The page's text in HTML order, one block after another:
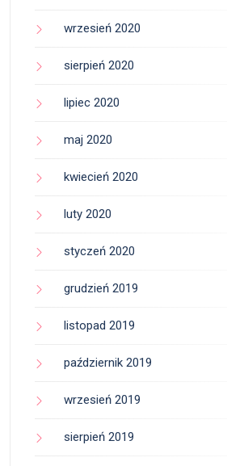
wrzesień 2020
sierpień 2020
lipiec 2020
maj 2020
kwiecień 2020
luty 2020
styczeń 2020
grudzień 2019
listopad 2019
październik 2019
wrzesień 2019
sierpień 2019